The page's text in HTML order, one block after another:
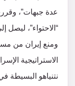
عدة جبهات”،
“الاحتواء”، ليصل
ومنع إيران من
الاستراتيجية
نتنياهو البسيطة